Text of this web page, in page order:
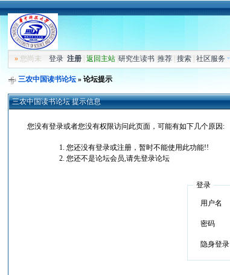
» 您尚未登录 注册 |返回主站 |研究生读书 |推荐 |搜索 |社区服务
三农中国读书论坛» 论坛提示
三农中国读书论坛 提示信息
您没有登录或者您没有权限访问此页面，可能有如下几个原因:
您还没有登录或注册，暂时不能使用此功能!!
您还不是论坛会员,请先登录论坛
登录
用户名
密码
隐身登录